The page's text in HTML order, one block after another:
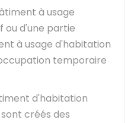
à usage
ou d'une partie
à usage d'habitation
temporaire
d'habitation
créés des